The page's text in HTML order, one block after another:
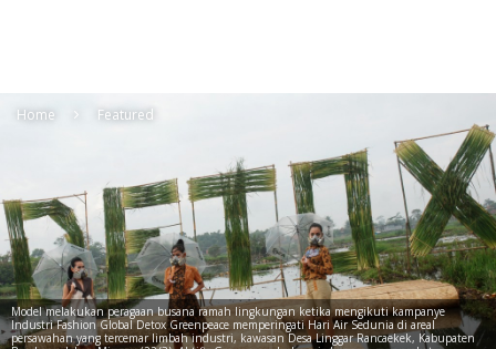
Home Featured
Model melakukan peragaan busana ramah lingkungan ketika mengikuti kampanye
Industri Fashion Global Detox Greenpeace memperingati Hari Air Sedunia di areal
persawahan yang tercemar limbah industri, kawasan Desa Linggar Rancaekek, Kabupaten